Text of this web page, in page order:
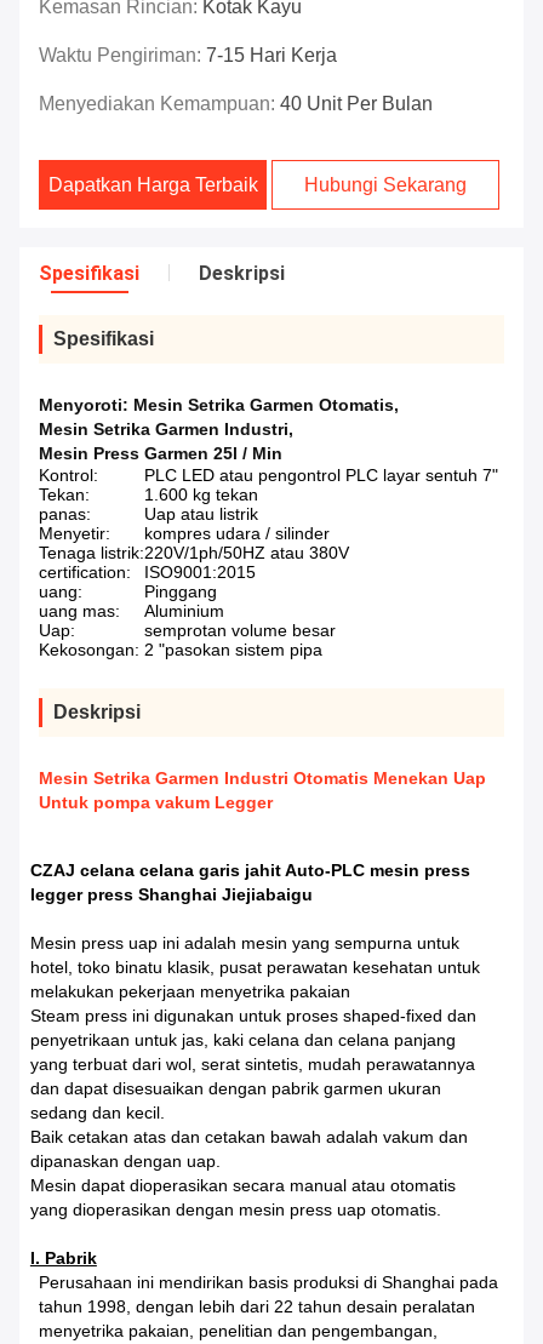
Kemasan Rincian: Kotak Kayu
Waktu Pengiriman: 7-15 Hari Kerja
Menyediakan Kemampuan: 40 Unit Per Bulan
Dapatkan Harga Terbaik Hubungi Sekarang
Spesifikasi Deskripsi
Spesifikasi
Menyoroti: Mesin Setrika Garmen Otomatis,
Mesin Setrika Garmen Industri,
Mesin Press Garmen 25l / Min
Kontrol:
PLC LED atau pengontrol PLC layar sentuh 7"
Tekan:
1.600 kg tekan
panas:
Uap atau listrik
Menyetir:
kompres udara / silinder
Tenaga listrik:220V/1ph/50HZ atau 380V
certification:
ISO9001:2015
uang:
Pinggang
uang mas:
Aluminium
Uap:
semprotan volume besar
Kekosongan: 2 "pasokan sistem pipa
Deskripsi
Mesin Setrika Garmen Industri Otomatis Menekan Uap
Untuk pompa vakum Legger
CZAJ celana celana garis jahit Auto-PLC mesin press
legger press Shanghai Jiejiabaigu
Mesin press uap ini adalah mesin yang sempurna untuk
hotel, toko binatu klasik, pusat perawatan kesehatan untuk
melakukan pekerjaan menyetrika pakaian
Steam press ini digunakan untuk proses shaped-fixed dan
penyetrikaan untuk jas, kaki celana dan celana panjang
yang terbuat dari wol, serat sintetis, mudah perawatannya
dan dapat disesuaikan dengan pabrik garmen ukuran
sedang dan kecil.
Baik cetakan atas dan cetakan bawah adalah vakum dan
dipanaskan dengan uap.
Mesin dapat dioperasikan secara manual atau otomatis
yang dioperasikan dengan mesin press uap otomatis.
I. Pabrik
Perusahaan ini mendirikan basis produksi di Shanghai pada
tahun 1998, dengan lebih dari 22 tahun desain peralatan
menyetrika pakaian, penelitian dan pengembangan,